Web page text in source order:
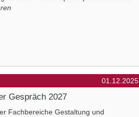
01.12.2025
Gespräch 2027
Fachbereiche Gestaltung und